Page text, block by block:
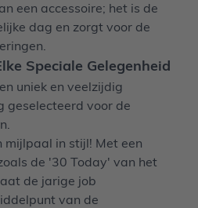
een accessoire; het is de
dag en zorgt voor de
Speciale Gelegenheid
uniek en veelzijdig
geselecteerd voor de
mijlpaal in stijl! Met een
de '30 Today' van het
de jarige job
van de